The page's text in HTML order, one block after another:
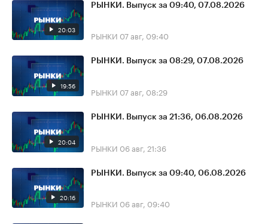
20:03
РЫНКИ. Выпуск за 09:40, 07.08.2026
РЫНКИ 07 авг, 09:40
19:56
РЫНКИ. Выпуск за 08:29, 07.08.2026
РЫНКИ 07 авг, 08:29
20:04
РЫНКИ. Выпуск за 21:36, 06.08.2026
РЫНКИ 06 авг, 21:36
20:16
РЫНКИ. Выпуск за 09:40, 06.08.2026
РЫНКИ 06 авг, 09:40